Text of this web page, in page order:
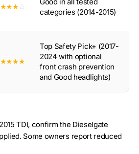
☆
categories (2014-2015)
Top Safety Pick+ (2017-
2024 with optional
front crash prevention
and Good headlights)
TDI, confirm the Dieselgate
Some owners report reduced